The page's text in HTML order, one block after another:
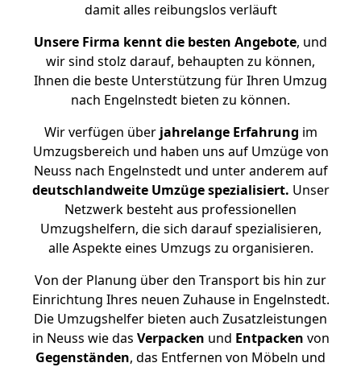
damit alles reibungslos verläuft
Unsere Firma kennt die besten Angebote, und
wir sind stolz darauf, behaupten zu können,
Ihnen die beste Unterstützung für Ihren Umzug
nach Engelnstedt bieten zu können.
Wir verfügen überjahrelange Erfahrung im
Umzugsbereich und haben uns auf Umzüge von
Neuss nach Engelnstedt und unter anderem auf
deutschlandweite Umzüge spezialisiert. Unser
Netzwerk besteht aus professionellen
Umzugshelfern, die sich darauf spezialisieren,
alle Aspekte eines Umzugs zu organisieren.
Von der Planung über den Transport bis hin zur
Einrichtung Ihres neuen Zuhause in Engelnstedt.
Die Umzugshelfer bieten auch Zusatzleistungen
in Neuss wie das Verpacken und Entpacken von
Gegenständen, das Entfernen von Möbeln und